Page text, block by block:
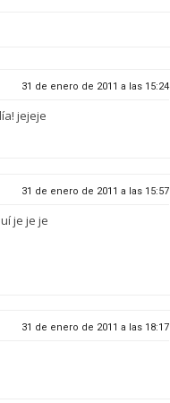
31 de enero de 2011 a las 15:24
jejeje
31 de enero de 2011 a las 15:57
je je je
31 de enero de 2011 a las 18:17